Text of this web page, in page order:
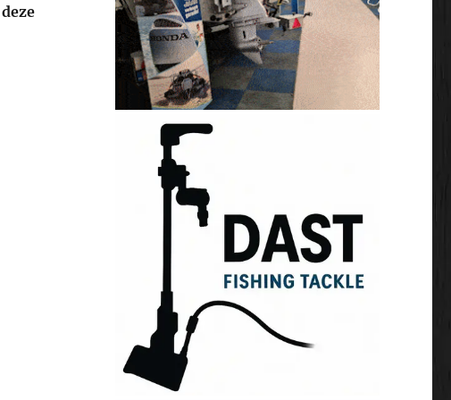
materialen, tips & trucs”